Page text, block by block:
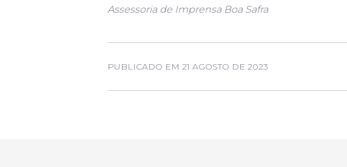
Assessoria de Imprensa Boa Safra
PUBLICADO EM 21 AGOSTO DE 2023